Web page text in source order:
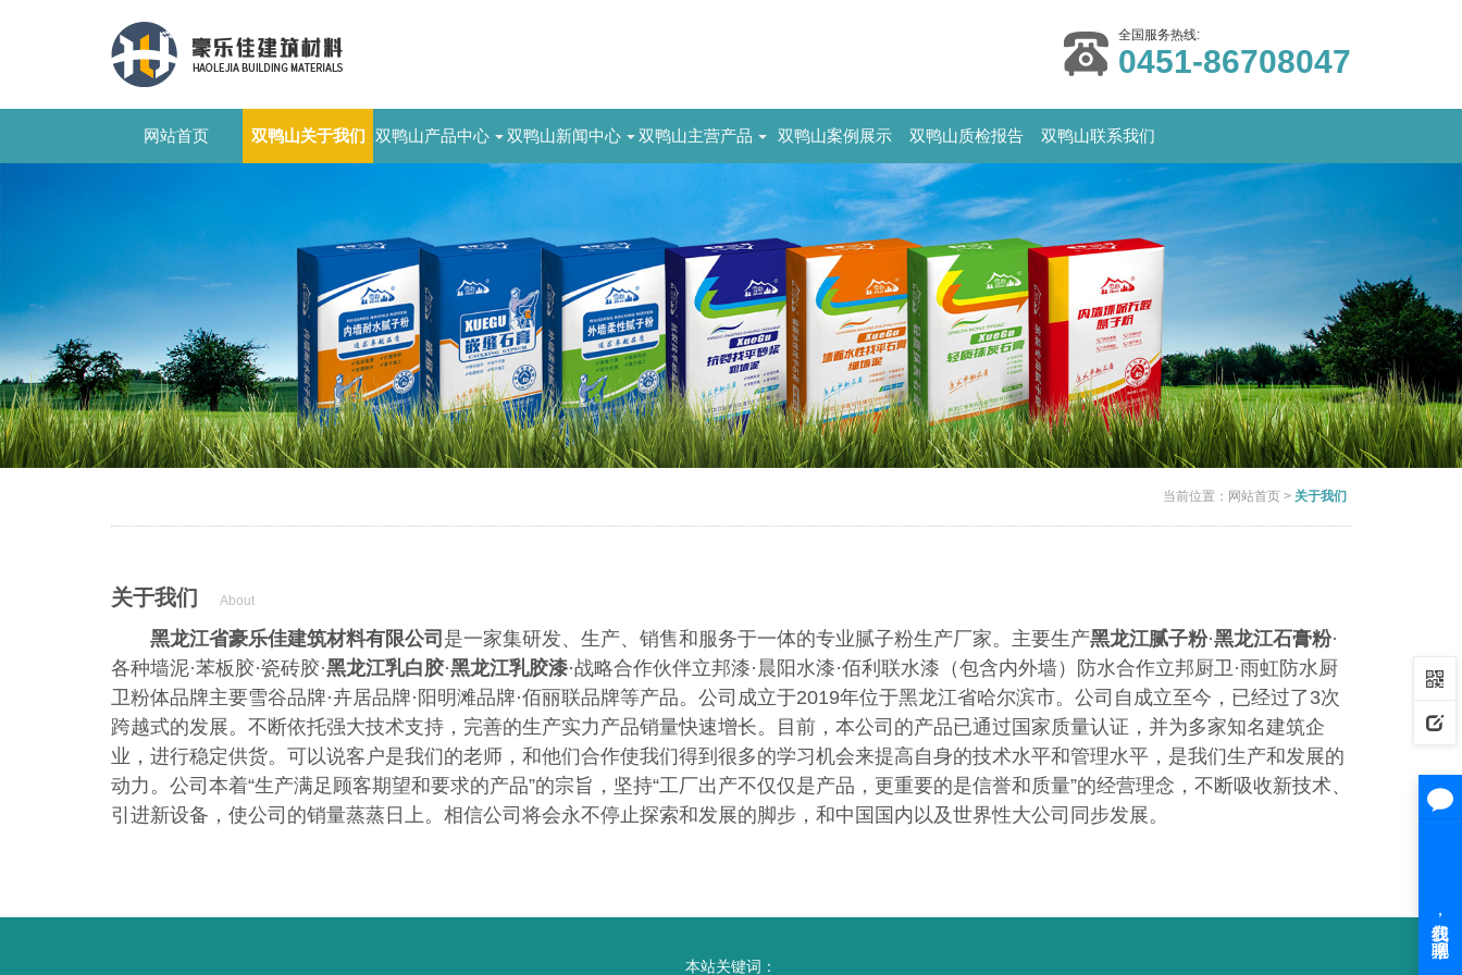
全国服务热线:
0451-86708047
网站首页 双鸭山关于我们 双鸭山产品中心 双鸭山新闻中心 双鸭山主营产品 双鸭山案例展示 双鸭山质检报告 双鸭山联系我们
当前位置： 网站首页 > 关于我们
关于我们 About
黑龙江省豪乐佳建筑材料有限公司 是一家集研发、生产、销售和服务于一体的专业腻子粉生产厂家。主要生产黑龙江腻子粉·黑龙江石膏粉·
各种墙泥·苯板胶·瓷砖胶·黑龙江乳白胶·黑龙江乳胶漆·战略合作伙伴立邦漆·晨阳水漆·佰利联水漆（包含内外墙）防水合作立邦厨卫·雨虹防水厨
卫粉体品牌主要雪谷品牌·卉居品牌·阳明滩品牌·佰丽联品牌等产品。公司成立于2019年位于黑龙江省哈尔滨市。公司自成立至今，已经过了3次
跨越式的发展。不断依托强大技术支持，完善的生产实力产品销量快速增长。目前，本公司的产品已通过国 家质量认证，并为多家知名建筑企
业，进行稳定供货。可以说客户是我们的老师，和他们合作使我们得到很多的学习机会来提高自身的技术水平和管理水平，是我们生产和发展的
动力。公司本着“生产满足顾客期望和要求的产品”的宗旨，坚持“工厂出产不仅仅是产品，更重要的是信誉和质量”的经营理念，不断吸收新技术、
引进新设备，使公司的销量蒸蒸日上。相信公司将会永不停止探索和发展的脚步，和中国国内以及世界性大公司同步发展。
本站关键词：